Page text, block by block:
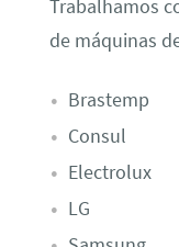
Trabalhamos
de máquinas
Brastemp
Consul
Electrolux
LG